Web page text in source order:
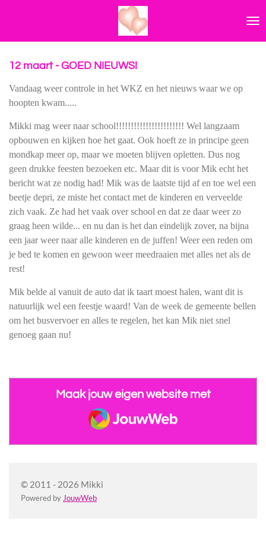
hoofdinhoud
12 maart - GOED NIEUWS!
Vandaag weer controle in het WKZ en het nieuws waar we op
hoopten kwam.....
Mikki mag weer naar school!!!!!!!!!!!!!!!!!!!!!!! Wel langzaam
opbouwen en kijken hoe het gaat. Ook hoeft ze in principe geen
mondkap meer op, maar we moeten blijven opletten. Dus nog
geen drukke feesten bezoeken etc. Maar dit is voor Mik echt het
bericht wat ze nodig had! Mik was de laatste tijd af en toe wel een
beetje depri, ze miste het contact met de kinderen en verveelde
zich vaak. Ze had het vaak over school en dat ze daar weer zo
graag heen wilde... en nu dan is het dan eindelijk zover, na bijna
een jaar weer naar alle kinderen en de juffen! Weer een reden om
je bed te komen en gewoon weer meedraaien met alles net als de
rest!
Mik belde al vanuit de auto dat ik taart moest halen, want dit is
natuurlijk wel een feestje waard! Van de week de gemeente bellen
om het busvervoer en alles te regelen, het kan Mik niet snel
genoeg gaan nu!
Maak jouw eigen website met
JouwWeb
© 2011 - 2026 Mikki
Powered by JouwWeb